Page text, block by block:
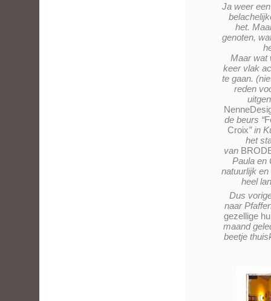
Ja weer
het.
genoten,
Maar wat
keer vlak
te gaan.
reden
de beurs “
Croix” in
het
van
Paula en
natuurlijk
heel
Dus
naar
gezellige
maand
beetje